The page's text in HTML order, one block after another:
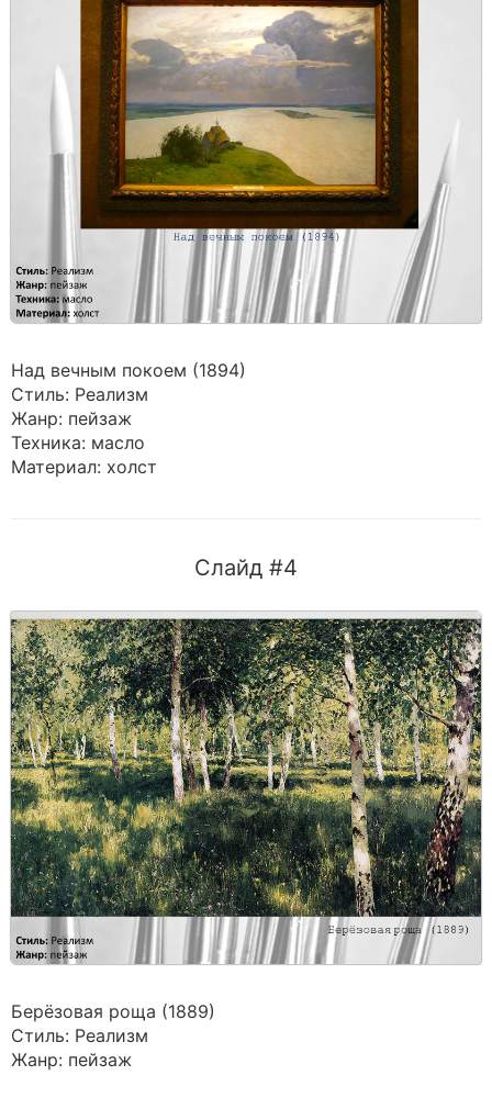
Над вечным покоем (1894)
Стиль: Реализм
Жанр: пейзаж
Техника: масло
Материал: холст
Слайд #4
Берёзовая роща (1889)
Стиль: Реализм
Жанр: пейзаж